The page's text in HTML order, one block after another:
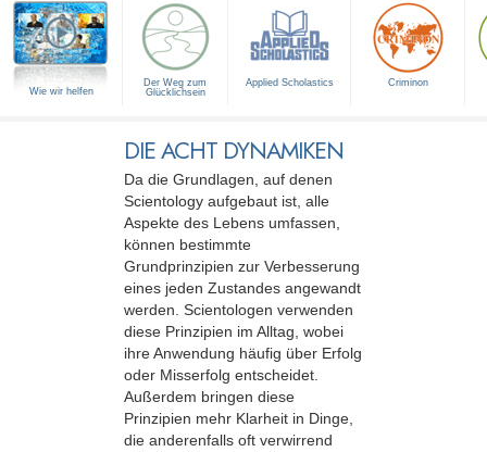
Wie wir helfen
Der Weg zum
Glücklichsein
Applied Scholastics Criminon
DIE ACHT DYNAMIKEN
Da die Grundlagen, auf denen
Scientology aufgebaut ist, alle
Aspekte des Lebens umfassen,
können bestimmte
Grundprinzipien zur Verbesserung
eines jeden Zustandes angewandt
werden. Scientologen verwenden
diese Prinzipien im Alltag, wobei
ihre Anwendung häufig über Erfolg
oder Misserfolg entscheidet.
Außerdem bringen diese
Prinzipien mehr Klarheit in Dinge,
die anderenfalls oft verwirrend